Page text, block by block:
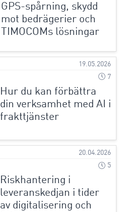
GPS-spårning, skydd
mot bedrägerier och
TIMOCOMs lösningar
19.05.2026
7
Hur du kan förbättra
din verksamhet med AI i
frakttjänster
20.04.2026
5
Riskhantering i
leveranskedjan i tider
av digitalisering och